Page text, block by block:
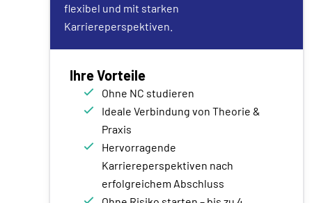
flexibel und mit starken
Karriereperspektiven.
Ihre Vorteile
Ohne NC studieren
Ideale Verbindung von Theorie &
Praxis
Hervorragende
Karriereperspektiven nach
erfolgreichem Abschluss